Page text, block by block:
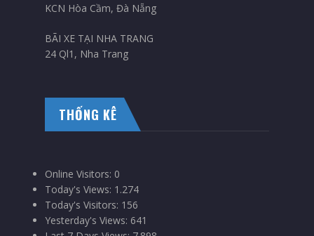
KCN Hòa Cầm, Đà Nẵng
BÃI XE TẠI NHA TRANG
24 Ql1, Nha Trang
THỐNG KÊ
Online Visitors: 0
Today's Views: 1.274
Today's Visitors: 156
Yesterday's Views: 641